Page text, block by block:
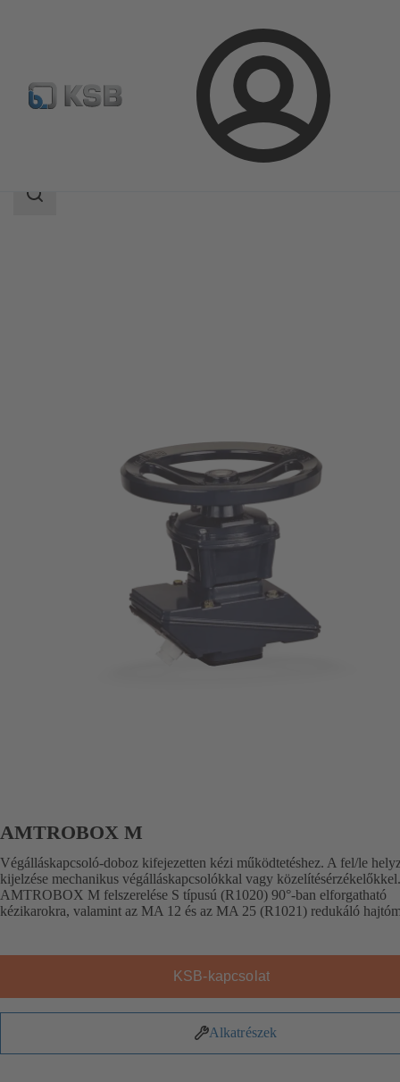
Bejelentkezés
Termékkatalógus AMTROBOX M
Keresési
AMTROBOX M
Végálláskapcsoló-doboz kifejezetten kézi működtetéshez. A fel/le
kijelzése mechanikus végálláskapcsolókkal vagy
AMTROBOX M felszerelése S típusú (R1020) 90°-ban elforgatható
kézikarokra, valamint az MA 12 és az MA 25 (R1021) redukáló
KSB-kapcsolat
Alkatrészek